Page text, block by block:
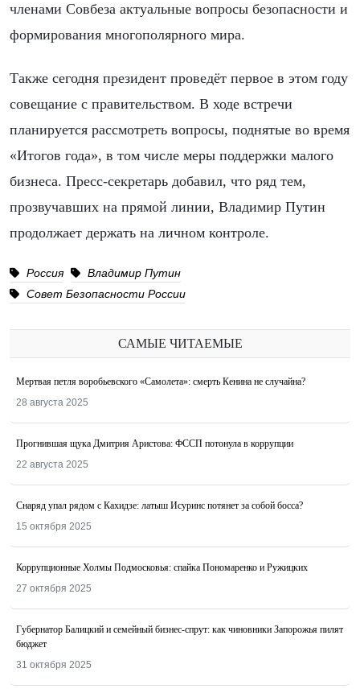
членами Совбеза актуальные вопросы безопасности и
формирования многополярного мира.
Также сегодня президент проведёт первое в этом году
совещание с правительством. В ходе встречи
планируется рассмотреть вопросы, поднятые во время
«Итогов года», в том числе меры поддержки малого
бизнеса. Пресс-секретарь добавил, что ряд тем,
прозвучавших на прямой линии, Владимир Путин
продолжает держать на личном контроле.
Россия
Владимир Путин
Совет Безопасности России
САМЫЕ ЧИТАЕМЫЕ
Мертвая петля воробьевского «Самолета»: смерть Кенина не случайна?
28 августа 2025
Прогнившая щука Дмитрия Аристова: ФССП потонула в коррупции
22 августа 2025
Снаряд упал рядом с Кахидзе: латыш Исуринс потянет за собой босса?
15 октября 2025
Коррупционные Холмы Подмосковья: спайка Пономаренко и Ружицких
27 октября 2025
Губернатор Балицкий и семейный бизнес-спрут: как чиновники Запорожья пилят
бюджет
31 октября 2025